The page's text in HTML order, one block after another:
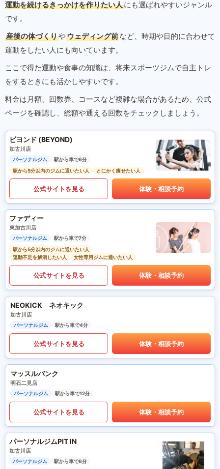
運動を続けるきっかけを作りたい人にも選ばれやすいジャンル
です。
産後の体づくりやウェディング前など、時期や目的に合わせて
運動をしたい人にも向いています。
ここで得た運動や食事の知識は、将来スポーツジムで自主トレ
をするときにも活かしやすいです。
料金は月額、回数券、コースなど複雑な場合があるため、公式
ページを確認し、総額や通える回数をチェックしましょう。
ビヨンド (BEYOND)
加古川店
パーソナルジム
駅から車で6分
駅から5分以内のジムに通いたい人
とにかく痩せたい人
公式サイトを見る 体験・相談予約
ファディー
東加古川店
パーソナルジム
駅から車で7分
駅から5分以内のジムに通いたい人
運動不足を解消したい人
女性専用ジムに通いたい人
公式サイトを見る 体験・相談予約
NEOKICK ネオキック
加古川店
パーソナルジム 駅から車で4分
公式サイトを見る 体験・相談予約
マッスルバンク
明石二見店
パーソナルジム 駅から車で12分
公式サイトを見る 体験・相談予約
パーソナルジムPIT IN
加古川店
パーソナルジム
駅から車で6分